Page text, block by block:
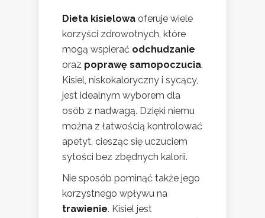
Dieta kisielowa oferuje wiele
korzyści zdrowotnych, które
mogą wspierać odchudzanie
oraz poprawę samopoczucia.
Kisiel, niskokaloryczny i sycący,
jest idealnym wyborem dla
osób z nadwagą. Dzięki niemu
można z łatwością kontrolować
apetyt, ciesząc się uczuciem
sytości bez zbędnych kalorii.
Nie sposób pominąć także jego
korzystnego wpływu na
trawienie. Kisiel jest